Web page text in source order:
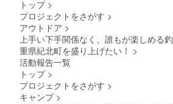
トップ >
プロジェクトをさがす >
アウトドア >
上手い下手関係なく、誰もが楽しめる
重県紀北町を盛り上げたい！ >
活動報告一覧
トップ >
プロジェクトをさがす >
キャンプ >